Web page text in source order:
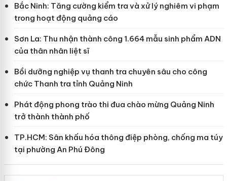
Bắc Ninh: Tăng cường kiểm tra và xử lý nghiêm vi phạm
trong hoạt động quảng cáo
Sơn La: Thu nhận thành công 1.664 mẫu sinh phẩm ADN
của thân nhân liệt sĩ
Bồi dưỡng nghiệp vụ thanh tra chuyên sâu cho công
chức Thanh tra tỉnh Quảng Ninh
Phát động phong trào thi đua chào mừng Quảng Ninh
trở thành thành phố
TP.HCM: Sân khấu hóa thông điệp phòng, chống ma túy
tại phường An Phú Đông